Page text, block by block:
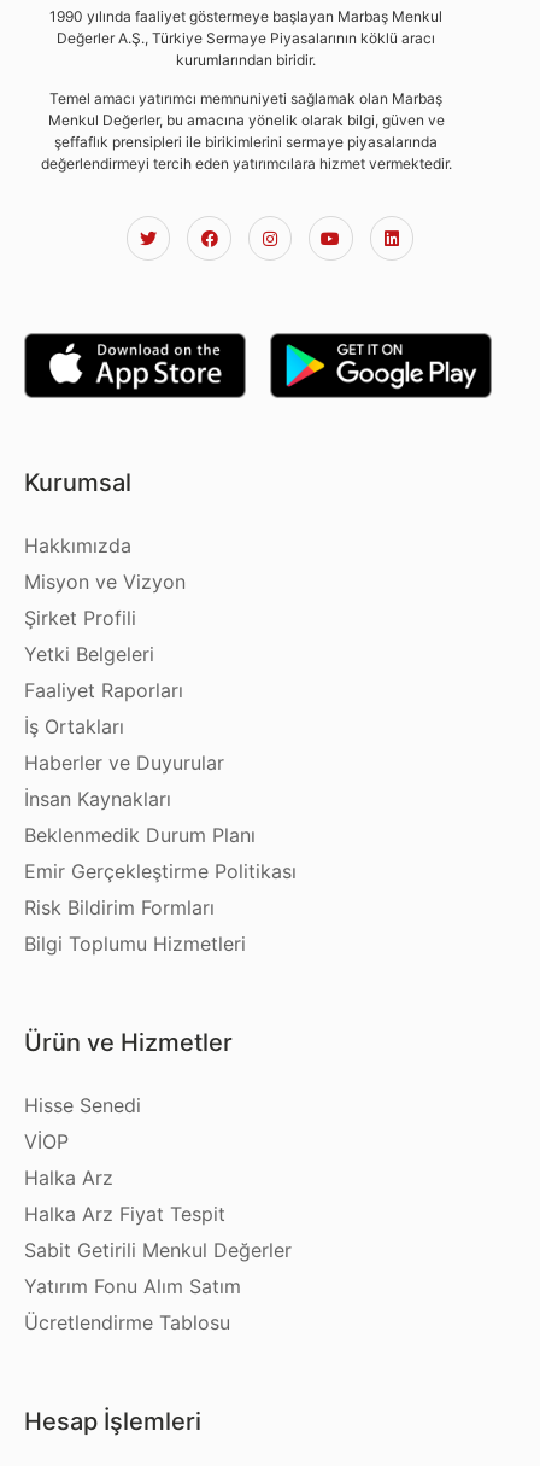
1990 yılında faaliyet göstermeye başlayan Marbaş Menkul
Değerler A.Ş., Türkiye Sermaye Piyasalarının köklü aracı
kurumlarından biridir.
Temel amacı yatırımcı memnuniyeti sağlamak olan Marbaş
Menkul Değerler, bu amacına yönelik olarak bilgi, güven ve
şeffaflık prensipleri ile birikimlerini sermaye piyasalarında
değerlendirmeyi tercih eden yatırımcılara hizmet vermektedir.
Kurumsal
Hakkımızda
Misyon ve Vizyon
Şirket Profili
Yetki Belgeleri
Faaliyet Raporları
İş Ortakları
Haberler ve Duyurular
İnsan Kaynakları
Beklenmedik Durum Planı
Emir Gerçekleştirme Politikası
Risk Bildirim Formları
Bilgi Toplumu Hizmetleri
Ürün ve Hizmetler
Hisse Senedi
VİOP
Halka Arz
Halka Arz Fiyat Tespit
Sabit Getirili Menkul Değerler
Yatırım Fonu Alım Satım
Ücretlendirme Tablosu
Hesap İşlemleri